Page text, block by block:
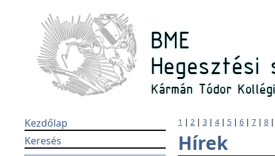
Kezdőlap
Keresés
1 | 2 | 3 | 4| 5 | 6 | 7 | 8
Hírek